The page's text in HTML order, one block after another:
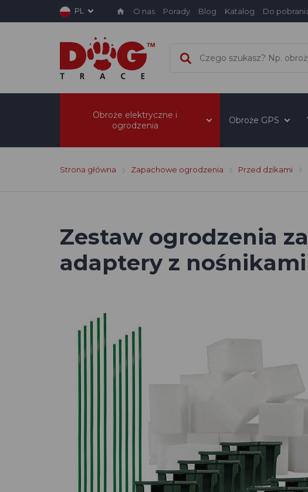
PL O nas Porady Blog Katalog Do
Obroże elektryczne i
ogrodzenia
Obroże GPS
Strona główna Zapachowe ogrodzenia Przed dzikami
Zestaw ogrodzenia
adaptery z